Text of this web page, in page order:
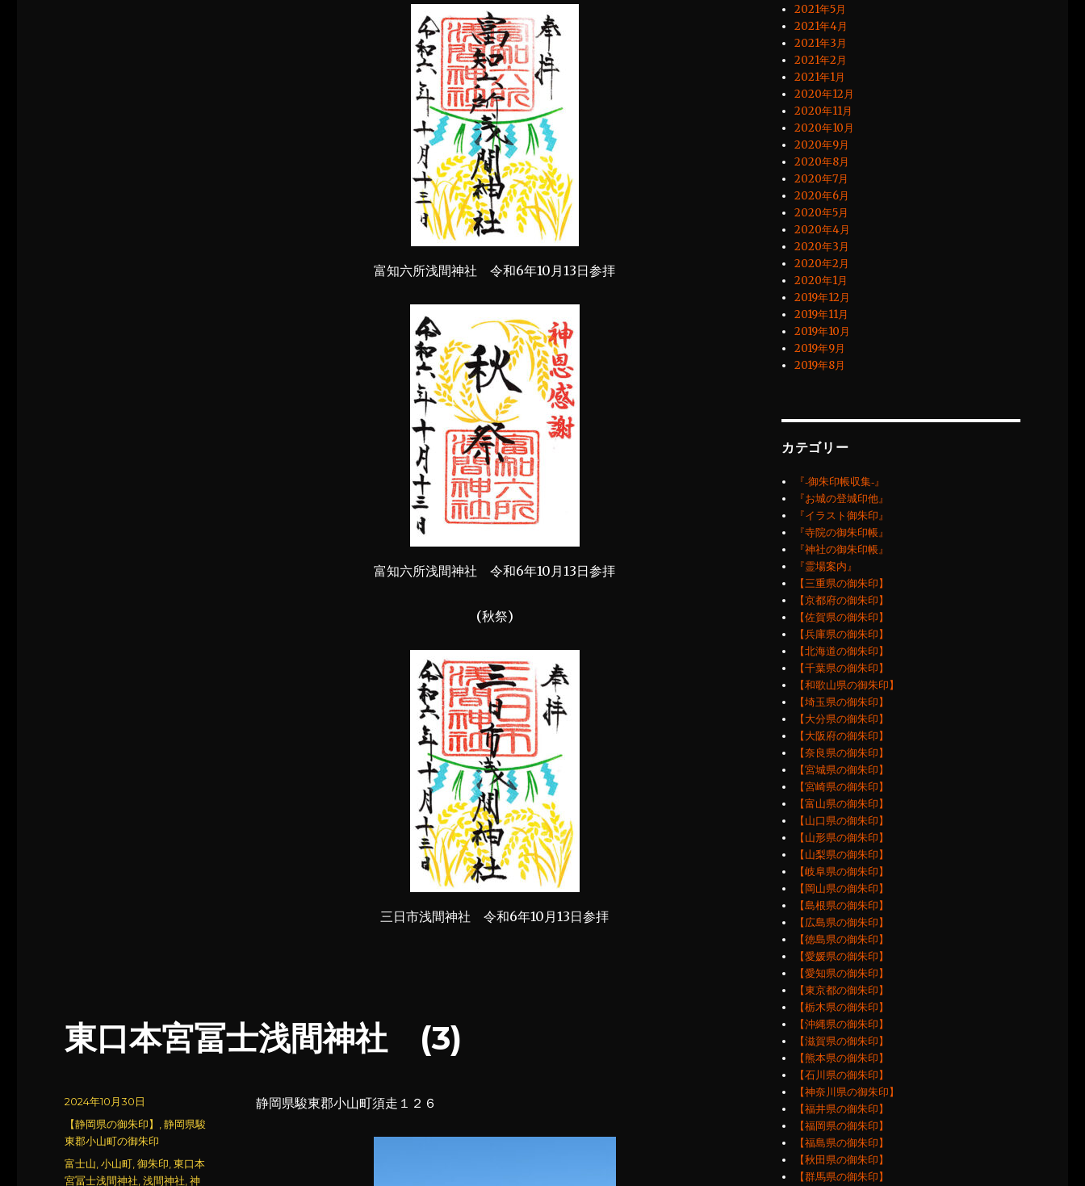
富知六所浅間神社 令和6年10月13日参拝
富知六所浅間神社 令和6年10月13日参拝
(秋祭)
三日市浅間神社 令和6年10月13日参拝
東口本宮冨士浅間神社 (3)
静岡県駿東郡小山町須走１２６
投
稿
日:
2024年10月30日
カ
テ
ゴ
リ
【静岡県の御朱印】 ,静岡県駿
東郡小山町の御朱印
タ
グ
富士山 ,小山町 ,御朱印 ,東口本
宮冨士浅間神社 ,浅間神社 ,神
2021年5月
2021年4月
2021年3月
2021年2月
2021年1月
2020年12月
2020年11月
2020年10月
2020年9月
2020年8月
2020年7月
2020年6月
2020年5月
2020年4月
2020年3月
2020年2月
2020年1月
2019年12月
2019年11月
2019年10月
2019年9月
2019年8月
カテゴリー
『‐御朱印帳収集‐』
『お城の登城印他』
『イラスト御朱印』
『寺院の御朱印帳』
『神社の御朱印帳』
『霊場案内』
【三重県の御朱印】
【京都府の御朱印】
【佐賀県の御朱印】
【兵庫県の御朱印】
【北海道の御朱印】
【千葉県の御朱印】
【和歌山県の御朱印】
【埼玉県の御朱印】
【大分県の御朱印】
【大阪府の御朱印】
【奈良県の御朱印】
【宮城県の御朱印】
【宮崎県の御朱印】
【富山県の御朱印】
【山口県の御朱印】
【山形県の御朱印】
【山梨県の御朱印】
【岐阜県の御朱印】
【岡山県の御朱印】
【島根県の御朱印】
【広島県の御朱印】
【徳島県の御朱印】
【愛媛県の御朱印】
【愛知県の御朱印】
【東京都の御朱印】
【栃木県の御朱印】
【沖縄県の御朱印】
【滋賀県の御朱印】
【熊本県の御朱印】
【石川県の御朱印】
【神奈川県の御朱印】
【福井県の御朱印】
【福岡県の御朱印】
【福島県の御朱印】
【秋田県の御朱印】
【群馬県の御朱印】